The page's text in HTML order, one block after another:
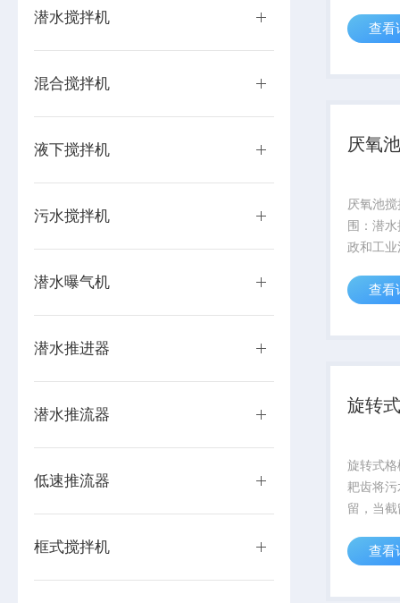
潜水搅拌机
混合搅拌机
液下搅拌机
污水搅拌机
潜水曝气机
潜水推进器
潜水推流器
低速推流器
框式搅拌机
景观水
水体质
查看
厌氧
厌氧池
围：潜
政和工
观水环
体质量
查看
旋转
旋转式
耙齿将
留，当
杂物自
向运转
查看